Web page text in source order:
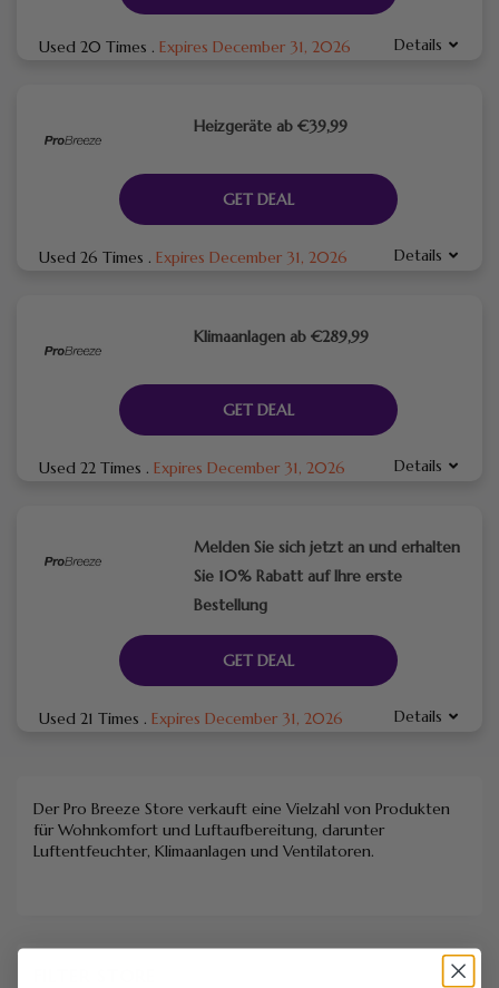
Used 20 Times . Expires December 31, 2026 Details
Heizgeräte ab €39,99
GET DEAL
Used 26 Times . Expires December 31, 2026 Details
Klimaanlagen ab €289,99
GET DEAL
Used 22 Times . Expires December 31, 2026 Details
Melden Sie sich jetzt an und erhalten
Sie 10% Rabatt auf Ihre erste
Bestellung
GET DEAL
Used 21 Times . Expires December 31, 2026 Details
Der Pro Breeze Store verkauft eine Vielzahl von Produkten
für Wohnkomfort und Luftaufbereitung, darunter
Luftentfeuchter, Klimaanlagen und Ventilatoren.